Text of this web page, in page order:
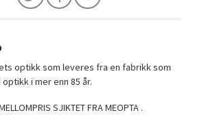
optikk som leveres fra en fabrikk som
i mer enn 85 år.
SJIKTET FRA MEOPTA .